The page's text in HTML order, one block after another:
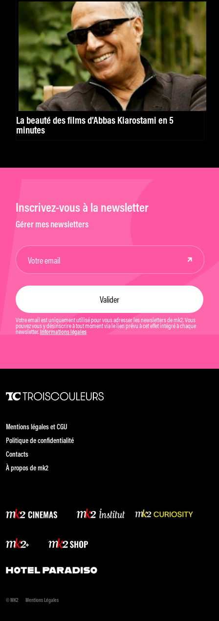
La beauté des films d’Abbas Kiarostami en 5
minutes
Inscrivez-vous à la newsletter
Gérer mes newsletters
Votre email est uniquement utilisé pour vous adresser les newsletters de mk2. Vous
pouvez vous y désinscrire à tout moment via le lien prévu à cet effet intégré à chaque
newsletter. Informations légales
Mentions légales et CGU
Politique de confidentialité
Contacts
À propos de mk2
© MK2 Mentions Légales